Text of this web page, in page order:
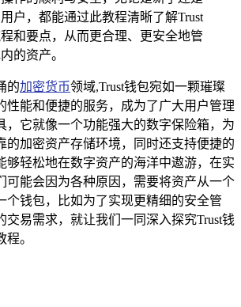
户，都能通过此教程清晰了解Trust
和要点，从而更合理、更安全地管
的资产。
的加密货币领域,Trust钱包宛如一颗璀璨
性能和便捷的服务，成为了广大用户管理
，它就像一个功能强大的数字保险箱，为
的加密资产存储环境，同时还支持便捷的
够轻松地在数字资产的海洋中遨游，在实
可能会因为各种原因，需要将资产从一个
个钱包，比如为了实现更精细的安全管
交易需求，就让我们一同深入探究Trust钱
。